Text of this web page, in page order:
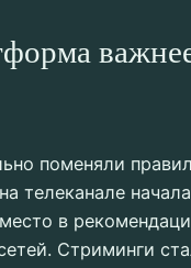
поменяли
телеканале
в
Стриминги